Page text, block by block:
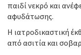
παιδί νεκρό και
αφυδάτωσης.
Η ιατροδικαστική
από ασιτία και